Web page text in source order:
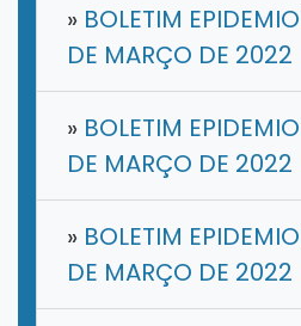
» BOLETIM
DE MARÇO DE 2022
» BOLETIM
DE MARÇO DE 2022
» BOLETIM
DE MARÇO DE 2022